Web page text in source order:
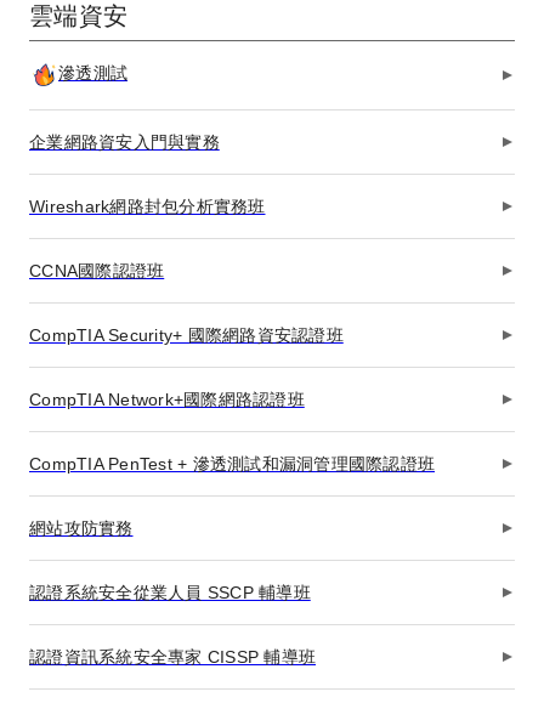
雲端資安
滲透測試
企業網路資安入門與實務
Wireshark網路封包分析實務班
CCNA國際認證班
CompTIA Security+ 國際網路資安認證班
CompTIA Network+國際網路認證班
CompTIA PenTest + 滲透測試和漏洞管理國際認證班
網站攻防實務
認證系統安全從業人員 SSCP 輔導班
認證資訊系統安全專家 CISSP 輔導班